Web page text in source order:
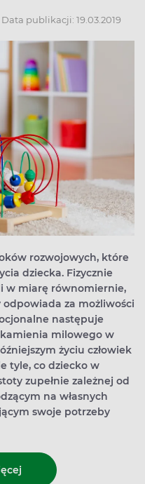
Data publikacji: 19.03.2019
rozwojowych, które
dziecka. Fizycznie
w miarę równomiernie,
za możliwości
następuje
milowego w
życiu człowiek
tyle, co dziecko w
zupełnie zależnej od
na własnych
swoje potrzeby